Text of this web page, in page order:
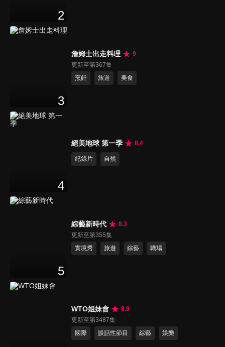
2
3
詹姆士出走料理
9
更新至第367集
烹飪
旅遊 美食
4
絕美地球 第一季 8.4
紀錄片 自然
5
綜藝新時代
8.3
更新至第355集
實境秀
旅遊 綜藝 職場
WTO姐妹會
8.9
更新至第3487集
國際
談話性節目 綜藝 娛樂